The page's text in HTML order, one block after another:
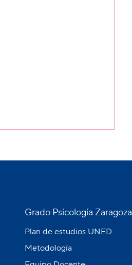
Grado Psicología Zaragoza
Plan de estudios UNED
Metodología